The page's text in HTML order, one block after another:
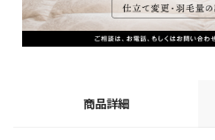
商品詳細